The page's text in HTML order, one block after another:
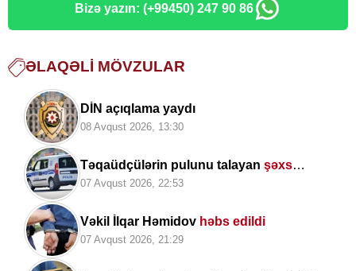
Bizə yazın: (+99450) 247 90 86
ƏLAQƏLI MÖVZULAR
DİN açıqlama yaydı
08 Avqust 2026, 13:30
Təqaüdçülərin pulunu talayan şəxs
saxlanıldı
07 Avqust 2026, 22:53
Vəkil İlqar Həmidov həbs edildi
07 Avqust 2026, 21:29